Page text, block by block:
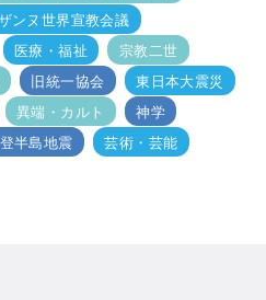
ンヌ世界宣教会議
医療・福祉
宗教二世
旧統一協会
東日本大震災
異端・カルト
神学
半島地震
芸術・芸能